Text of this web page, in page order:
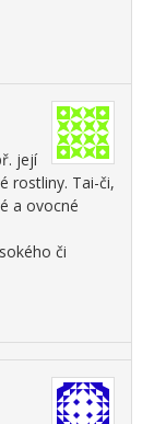
její
rostliny. Tai-či,
a ovocné
či